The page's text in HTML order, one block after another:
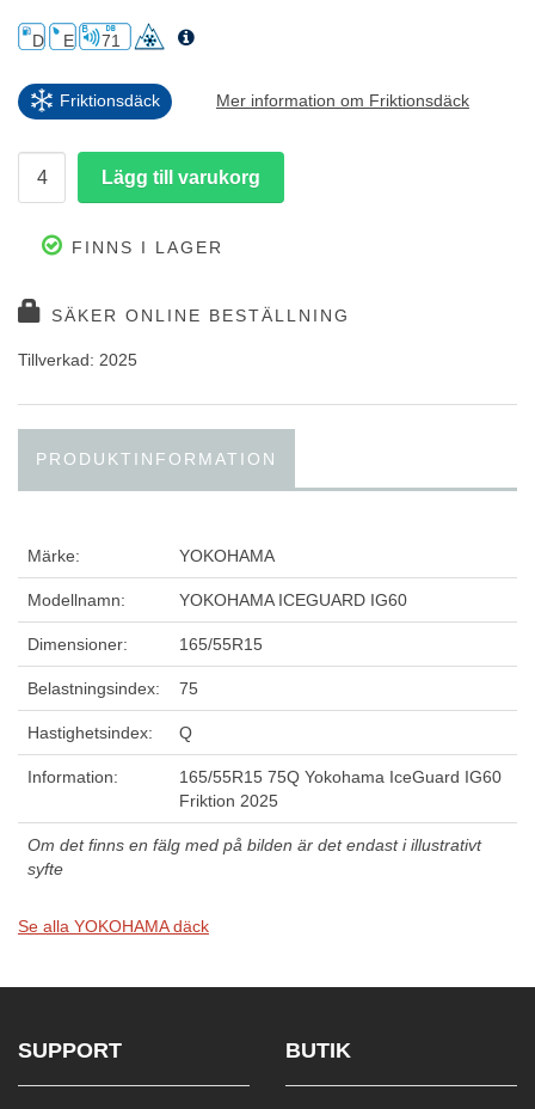
D E 71
Friktionsdäck Mer information om Friktionsdäck
FINNS I LAGER
SÄKER ONLINE BESTÄLLNING
Tillverkad: 2025
PRODUKTINFORMATION
Märke: YOKOHAMA
Modellnamn: YOKOHAMA ICEGUARD IG60
Dimensioner: 165/55R15
Belastningsindex: 75
Hastighetsindex: Q
Information:
165/55R15 75Q Yokohama IceGuard IG60
Friktion 2025
Om det finns en fälg med på bilden är det endast i illustrativt
syfte
Se alla YOKOHAMA däck
SUPPORT BUTIK